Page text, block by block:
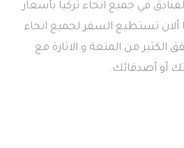
في جميع انحاء تركيا بأسعار
ألان تستطيع السفر لجميع انحاء
الكثير من المتعة و الاثارة مع
أو أصدقائك.